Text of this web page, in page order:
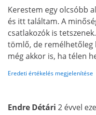
Kerestem egy olcsóbb
és itt találtam. A
csatlakozók is
tömlő, de remélhetőleg
még akkor is, ha télen
Eredeti értékelés megjelenítése
Endre Détári 2 évvel